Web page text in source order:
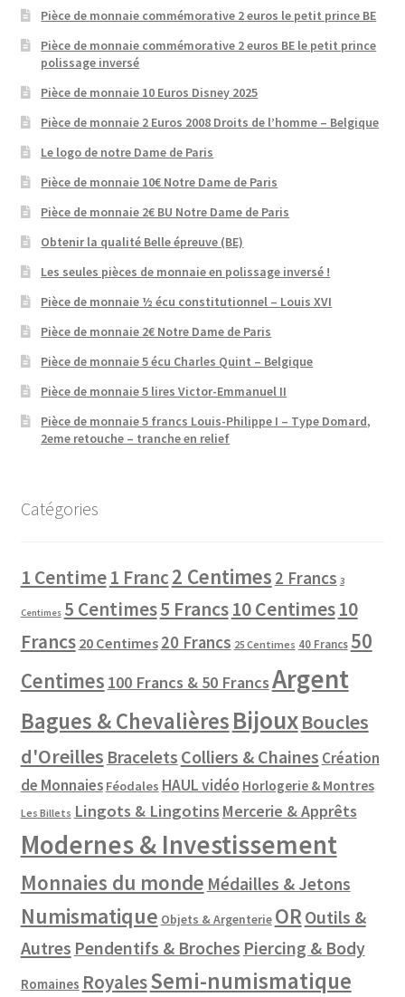
Pièce de monnaie commémorative 2 euros le petit prince BE
Pièce de monnaie commémorative 2 euros BE le petit prince
polissage inversé
Pièce de monnaie 10 Euros Disney 2025
Pièce de monnaie 2 Euros 2008 Droits de l’homme – Belgique
Le logo de notre Dame de Paris
Pièce de monnaie 10€ Notre Dame de Paris
Pièce de monnaie 2€ BU Notre Dame de Paris
Obtenir la qualité Belle épreuve (BE)
Les seules pièces de monnaie en polissage inversé !
Pièce de monnaie ½ écu constitutionnel – Louis XVI
Pièce de monnaie 2€ Notre Dame de Paris
Pièce de monnaie 5 écu Charles Quint – Belgique
Pièce de monnaie 5 lires Victor-Emmanuel II
Pièce de monnaie 5 francs Louis-Philippe I – Type Domard,
2eme retouche – tranche en relief
Catégories
1 Centime1 Franc2 Centimes 2 Francs 3
Centimes 5 Centimes5 Francs10 Centimes10
Francs 20 Centimes 20 Francs 25 Centimes 40 Francs 50
Centimes 100 Francs & 50 FrancsArgent
Bagues & ChevalièresBijouxBoucles
d'Oreilles Bracelets Colliers & Chaines Création
de Monnaies Féodales HAUL vidéo Horlogerie & Montres
Les Billets Lingots & Lingotins Mercerie & Apprêts
Modernes & Investissement
Monnaies du monde Médailles & Jetons
Numismatique Objets & Argenterie OR Outils &
Autres Pendentifs & Broches Piercing & Body
Romaines RoyalesSemi-numismatique